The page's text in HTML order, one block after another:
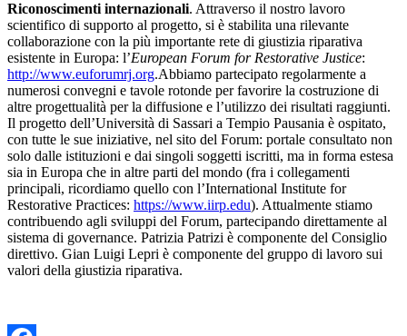
Riconoscimenti internazionali. Attraverso il nostro lavoro
scientifico di supporto al progetto, si è stabilita una rilevante
collaborazione con la più importante rete di giustizia riparativa
esistente in Europa: l’European Forum for Restorative Justice:
http://www.euforumrj.org.Abbiamo partecipato regolarmente a
numerosi convegni e tavole rotonde per favorire la costruzione di
altre progettualità per la diffusione e l’utilizzo dei risultati raggiunti.
Il progetto dell’Università di Sassari a Tempio Pausania è ospitato,
con tutte le sue iniziative, nel sito del Forum: portale consultato non
solo dalle istituzioni e dai singoli soggetti iscritti, ma in forma estesa
sia in Europa che in altre parti del mondo (fra i collegamenti
principali, ricordiamo quello con l’International Institute for
Restorative Practices: https://www.iirp.edu). Attualmente stiamo
contribuendo agli sviluppi del Forum, partecipando direttamente al
sistema di governance. Patrizia Patrizi è componente del Consiglio
direttivo. Gian Luigi Lepri è componente del gruppo di lavoro sui
valori della giustizia riparativa.